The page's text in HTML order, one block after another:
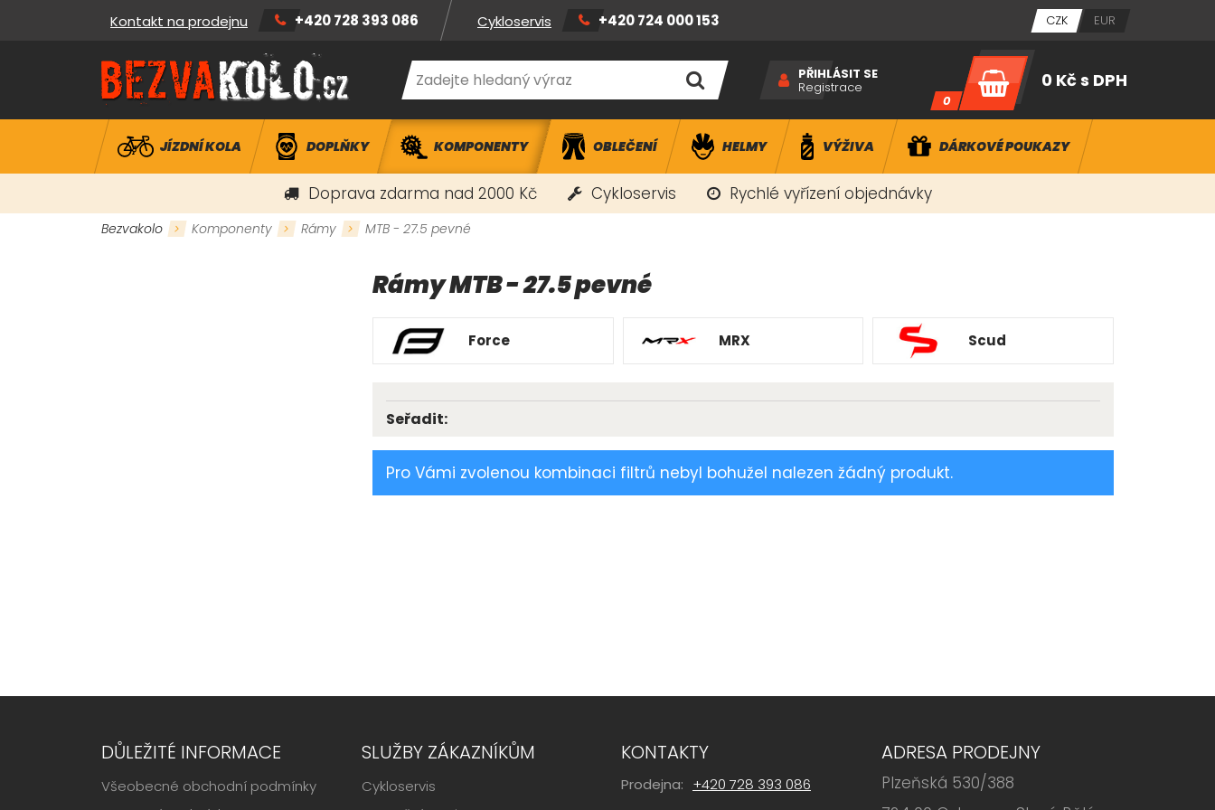
Kontakt na prodejnu +420 728 393 086 Cykloservis +420 724 000 153 CZK EUR
PŘIHLÁSIT SE
Registrace
0
0 Kčs DPH
JÍZDNÍ KOLA DOPLŇKY KOMPONENTY OBLEČENÍ HELMY VÝŽIVA DÁRKOVÉ POUKAZY
Doprava zdarma nad 2000 Kč Cykloservis Rychlé vyřízení objednávky
Bezvakolo Komponenty Rámy MTB - 27.5 pevné
Rámy MTB - 27.5 pevné
Force MRX Scud
Seřadit:
Pro Vámi zvolenou kombinaci filtrů nebyl bohužel nalezen žádný produkt.
DŮLEŽITÉ INFORMACE
Všeobecné obchodní podmínky
SLUŽBY ZÁKAZNÍKŮM
Cykloservis
KONTAKTY
Prodejna: +420 728 393 086
ADRESA PRODEJNY
Plzeňská 530/388